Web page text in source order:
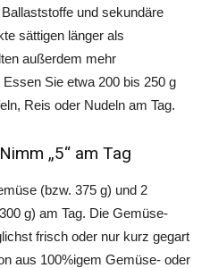
und sekundäre
sättigen länger als
außerdem mehr
Sie etwa 200 bis 250 g
Reis oder Nudeln am Tag.
„5“ am Tag
(bzw. 375 g) und 2
g) am Tag. Die Gemüse-
frisch oder nur kurz gegart
aus 100%igem Gemüse- oder